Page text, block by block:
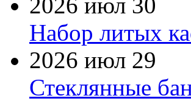
Набор литых
2026 июл 29
Стеклянные